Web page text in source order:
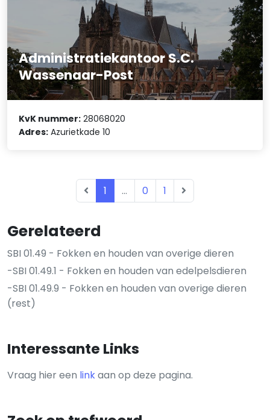
Gerelateerd
SBI 01.49 - Fokken en houden van overige dieren
-SBI 01.49.1 - Fokken en houden van edelpelsdieren
-SBI 01.49.9 - Fokken en houden van overige dieren
(rest)
Interessante Links
Vraag hier een linkaan op deze pagina.
Administratiekantoor S.C.
Wassenaar-Post
KvK nummer: 28068020
Adres: Azurietkade 10
1 ... 0 1